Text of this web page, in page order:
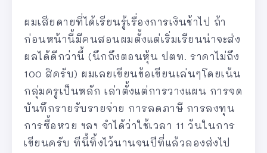
ผมเสียดายที่ได้เรียนรู้เรื่องการเงินช้าไป ถ้า
ก่อนหน้านี้มีคนสอนผมตั้งแต่เริ่มเรียนน่าจะส่ง
ผลได้ดีกว่านี้ (นึกถึงตอนหุ้น ปตท. ราคาไม่ถึง
100 สิครับ) ผมเลยเขียนข้อเขียนเล่นๆโดยเน้น
กลุ่มครูเป็นหลัก เล่าตั้งแต่การวางแผน การจด
บันทึกรายรับรายจ่าย การลดภาษี การลงทุน
การซื้อหวย ฯลฯ จำได้ว่าใช้เวลา 11 วันในการ
เขียนครับ ทีนี้ทิ้งไว้นานจนปีที่แล้วลองส่งไป